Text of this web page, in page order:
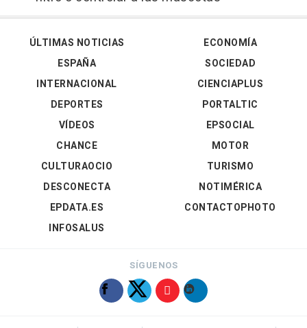
ÚLTIMAS NOTICIAS
ESPAÑA
INTERNACIONAL
DEPORTES
VÍDEOS
ECONOMÍA
SOCIEDAD
CIENCIAPLUS
PORTALTIC
EPSOCIAL
CHANCE
CULTURAOCIO
DESCONECTA
EPDATA.ES
INFOSALUS
MOTOR
TURISMO
NOTIMÉRICA
CONTACTOPHOTO
SÍGUENOS